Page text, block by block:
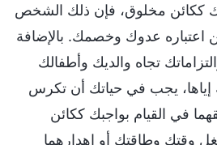
ككائن مخلوق، فإن ذلك الشخص
عدوك وخصمك. بالإضافة
تجاه والديك وأطفالك
إياها، يجب في حياتك أن تكرس
في القيام بواجبك ككائن
وقتك وطاقتك أو إهدارهما